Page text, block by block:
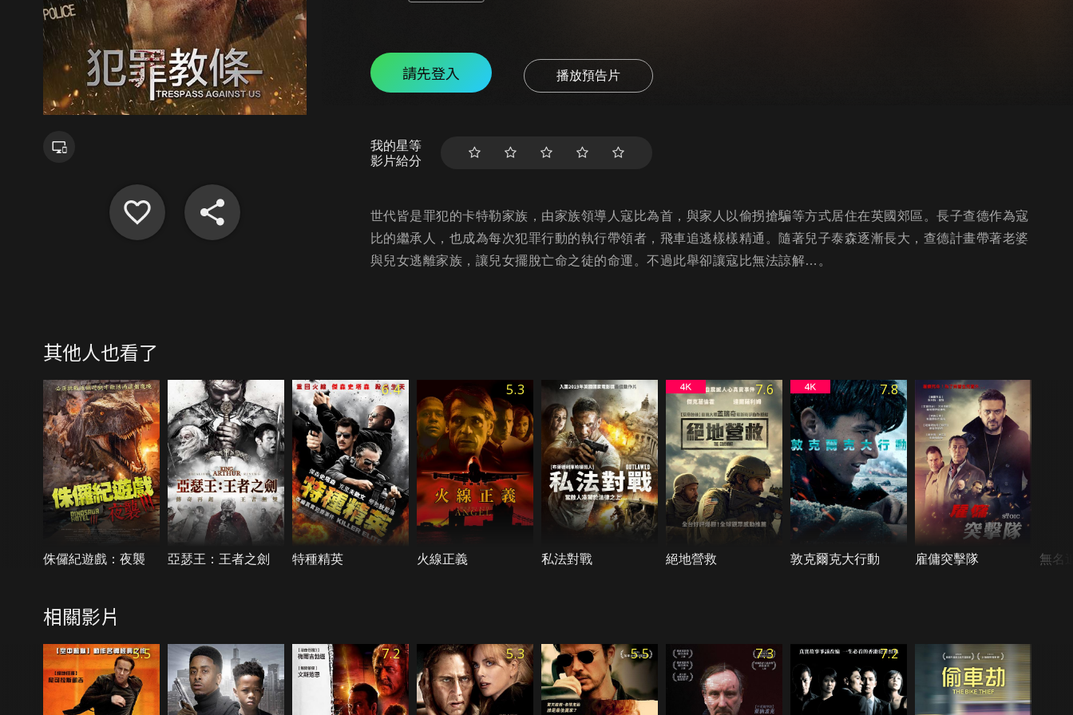
請先登入 播放預告片
我的星等
影片給分
世代皆是罪犯的卡特勒家族，由家族領導人寇比為首，與家人以偷拐搶騙等方式居住在英國郊區。長子查德作為寇
比的繼承人，也成為每次犯罪行動的執行帶領者，飛車追逃樣樣精通。隨著兒子泰森逐漸長大，查德計畫帶著老婆
與兒女逃離家族，讓兒女擺脫亡命之徒的命運。不過此舉卻讓寇比無法諒解…。
其他人也看了
侏儸紀遊戲：夜襲 亞瑟王：王者之劍
6.4
特種精英
5.3
火線正義 私法對戰
7.6
絕地營救
7.8
敦克爾克大行動 雇傭突擊隊 無名
相關影片
5.5 7.2 5.3 5.5 7.3 7.2